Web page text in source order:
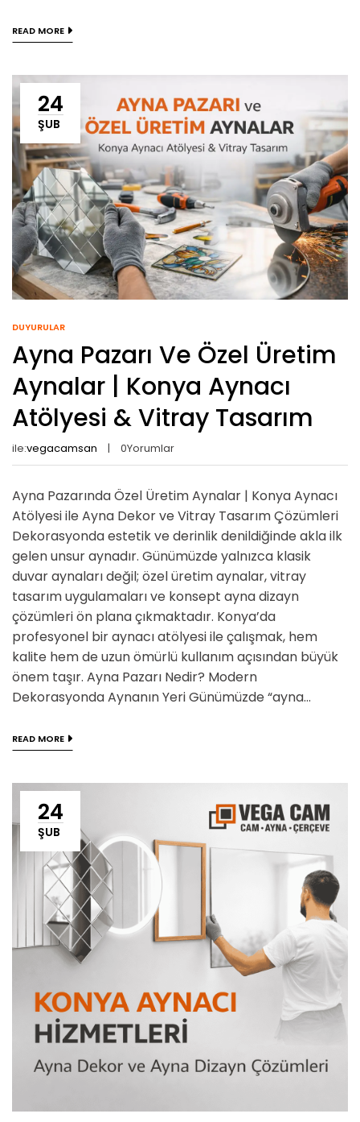
READ MORE
24
ŞUB
DUYURULAR
Ayna Pazarı Ve Özel Üretim
Aynalar | Konya Aynacı
Atölyesi & Vitray Tasarım
ile:vegacamsan 0Yorumlar
Ayna Pazarında Özel Üretim Aynalar | Konya Aynacı
Atölyesi ile Ayna Dekor ve Vitray Tasarım Çözümleri
Dekorasyonda estetik ve derinlik denildiğinde akla ilk
gelen unsur aynadır. Günümüzde yalnızca klasik
duvar aynaları değil; özel üretim aynalar, vitray
tasarım uygulamaları ve konsept ayna dizayn
çözümleri ön plana çıkmaktadır. Konya’da
profesyonel bir aynacı atölyesi ile çalışmak, hem
kalite hem de uzun ömürlü kullanım açısından büyük
önem taşır. Ayna Pazarı Nedir? Modern
Dekorasyonda Aynanın Yeri Günümüzde “ayna...
READ MORE
24
ŞUB